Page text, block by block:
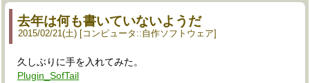
去年は何も書いていないようだ
2015/02/21(土) コンピュータ ::自作ソフトウェア
久しぶりに手を入れてみた。
Plugin_SofTail